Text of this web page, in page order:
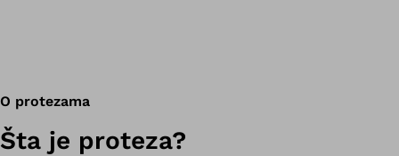
O protezama
Šta je proteza?